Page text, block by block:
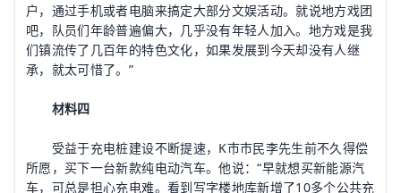
户，通过手机或者电脑来搞定大部分文娱活动。就说地方戏团
吧，队员们年龄普遍偏大，几乎没有年轻人加入。地方戏是我
们镇流传了几百年的特色文化，如果发展到今天却没有人继
承，就太可惜了。”
材料四
受益于充电桩建设不断提速，K市市民李先生前不久得偿
所愿，买下一台新款纯电动汽车。他说：“早就想买新能源汽
车，可总是担心充电难。看到写字楼地库新增了10多个公共充